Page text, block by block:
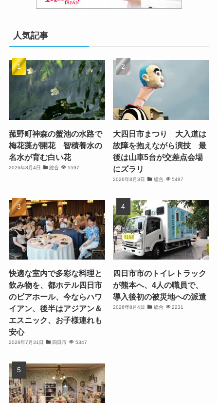
人気記事
菰野町神森の蟹池の水路で
梅花藻が開花 智積養水の
名水が育む白い花
2026年8月4日 総合 5597
大四日市まつり 大入道は
故障を抱えながら演技 最
後は山車5台が交差点会場
にズラリ
2026年8月3日 総合 5497
快適な室内で多彩な料理と
飲み物を、都ホテル四日市
のビアホール、今ならハワ
イアン、後半はアジアン＆
エスニック、お子様連れも
安心
2026年7月31日 四日市 5347
四日市市のトイレトラック
が熊本へ、4人の職員で、
導入後初の被災地への派遣
2026年8月4日 総合 2231